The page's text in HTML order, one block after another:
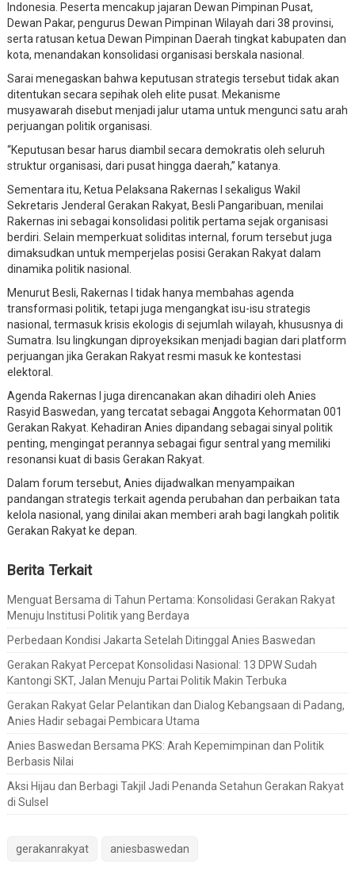
Indonesia. Peserta mencakup jajaran Dewan Pimpinan Pusat,
Dewan Pakar, pengurus Dewan Pimpinan Wilayah dari 38 provinsi,
serta ratusan ketua Dewan Pimpinan Daerah tingkat kabupaten dan
kota, menandakan konsolidasi organisasi berskala nasional.
Sarai menegaskan bahwa keputusan strategis tersebut tidak akan
ditentukan secara sepihak oleh elite pusat. Mekanisme
musyawarah disebut menjadi jalur utama untuk mengunci satu arah
perjuangan politik organisasi.
“Keputusan besar harus diambil secara demokratis oleh seluruh
struktur organisasi, dari pusat hingga daerah,” katanya.
Sementara itu, Ketua Pelaksana Rakernas I sekaligus Wakil
Sekretaris Jenderal Gerakan Rakyat, Besli Pangaribuan, menilai
Rakernas ini sebagai konsolidasi politik pertama sejak organisasi
berdiri. Selain memperkuat soliditas internal, forum tersebut juga
dimaksudkan untuk memperjelas posisi Gerakan Rakyat dalam
dinamika politik nasional.
Menurut Besli, Rakernas I tidak hanya membahas agenda
transformasi politik, tetapi juga mengangkat isu-isu strategis
nasional, termasuk krisis ekologis di sejumlah wilayah, khususnya di
Sumatra. Isu lingkungan diproyeksikan menjadi bagian dari platform
perjuangan jika Gerakan Rakyat resmi masuk ke kontestasi
elektoral.
Agenda Rakernas I juga direncanakan akan dihadiri oleh Anies
Rasyid Baswedan, yang tercatat sebagai Anggota Kehormatan 001
Gerakan Rakyat. Kehadiran Anies dipandang sebagai sinyal politik
penting, mengingat perannya sebagai figur sentral yang memiliki
resonansi kuat di basis Gerakan Rakyat.
Dalam forum tersebut, Anies dijadwalkan menyampaikan
pandangan strategis terkait agenda perubahan dan perbaikan tata
kelola nasional, yang dinilai akan memberi arah bagi langkah politik
Gerakan Rakyat ke depan.
Berita Terkait
Menguat Bersama di Tahun Pertama: Konsolidasi Gerakan Rakyat
Menuju Institusi Politik yang Berdaya
Perbedaan Kondisi Jakarta Setelah Ditinggal Anies Baswedan
Gerakan Rakyat Percepat Konsolidasi Nasional: 13 DPW Sudah
Kantongi SKT, Jalan Menuju Partai Politik Makin Terbuka
Gerakan Rakyat Gelar Pelantikan dan Dialog Kebangsaan di Padang,
Anies Hadir sebagai Pembicara Utama
Anies Baswedan Bersama PKS: Arah Kepemimpinan dan Politik
Berbasis Nilai
Aksi Hijau dan Berbagi Takjil Jadi Penanda Setahun Gerakan Rakyat
di Sulsel
gerakanrakyat aniesbaswedan